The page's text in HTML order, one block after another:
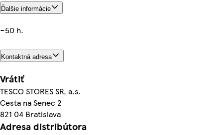
Ďalšie informácie
~50 h.
Kontaktná adresa
Vrátiť
TESCO STORES SR, a.s.
Cesta na Senec 2
821 04 Bratislava
Adresa distribútora